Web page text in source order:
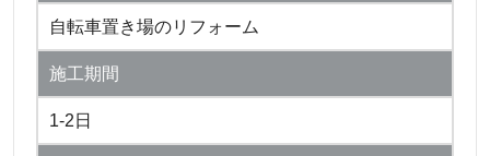
自転車置き場のリフォーム
施工期間
1-2日